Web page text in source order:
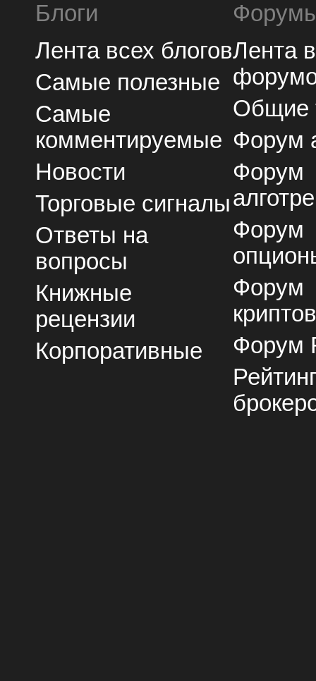
Блоги
Лента всех блогов
Самые полезные
Самые
комментируемые
Новости
Торговые сигналы
Ответы на
вопросы
Книжные
рецензии
Корпоративные
Лента
Общие
Форум
Форум
Форум
Форум
Форум